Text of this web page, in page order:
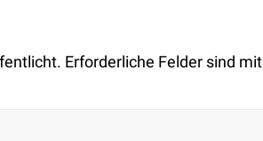
Erforderliche Felder sind mit